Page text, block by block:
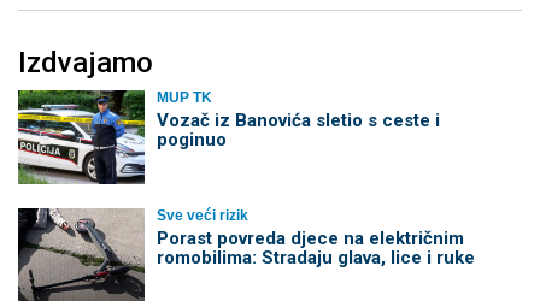
Izdvajamo
MUP TK
Vozač iz Banovića sletio s ceste i
poginuo
Sve veći rizik
Porast povreda djece na električnim
romobilima: Stradaju glava, lice i ruke